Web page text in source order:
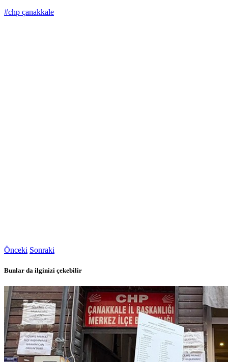
#chp çanakkale
Önceki Sonraki
Bunlar da ilginizi çekebilir